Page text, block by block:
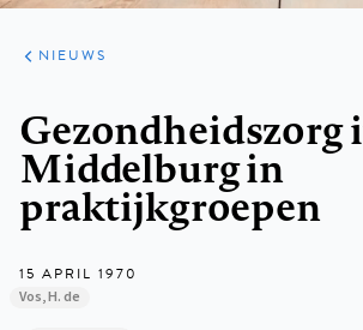
ARTIKELEN
HET
KORT
NIEUWS
Gezondheidszorg
Middelburg in
praktijkgroepen
15 APRIL 1970
Vos, H. de